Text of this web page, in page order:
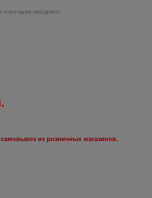
праздники!
из розничных магазинов.